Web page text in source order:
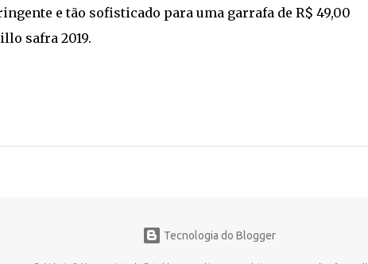
e tão sofisticado para uma garrafa de R$ 49,00
safra 2019.
Tecnologia do Blogger